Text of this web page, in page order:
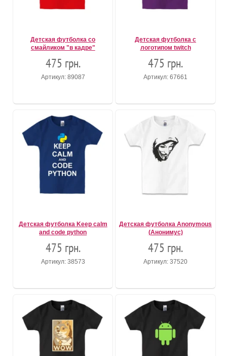
Детская футболка со
смайликом "в кадре"
475 грн.
Артикул: 89087
Детская футболка с
логотипом twitch
475 грн.
Артикул: 67661
Детская футболка Keep calm
and code python
475 грн.
Артикул: 38573
Детская футболка Anonymous
(Анонимус)
475 грн.
Артикул: 37520